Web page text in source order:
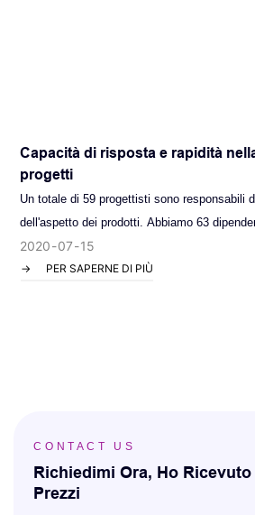
Capacità di risposta e rapidità
progetti
Un totale di 59 progettisti sono responsabili
dell'aspetto dei prodotti. Abbiamo 63
prodotti finiti in diverse fasi di lavorazione
2020 07 15
PER SAPERNE DI PIÙ
CONTACT US
Richiedimi Ora, Ho
Prezzi